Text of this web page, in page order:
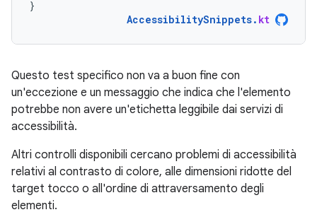
}
AccessibilitySnippets. kt
Questo test specifico non va a buon fine con
un'eccezione e un messaggio che indica che l'elemento
potrebbe non avere un'etichetta leggibile dai servizi di
accessibilità.
Altri controlli disponibili cercano problemi di accessibilità
relativi al contrasto di colore, alle dimensioni ridotte del
target tocco o all'ordine di attraversamento degli
elementi.